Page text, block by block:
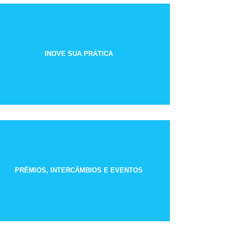
INOVE SUA PRÁTICA
PRÊMIOS, INTERCÂMBIOS E EVENTOS